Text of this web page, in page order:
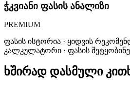
ჭკვიანი ფასის ანალიზი
PREMIUM
ფასის ისტორია · ყიდვის
კალკულატორი · ფასის
ხშირად დასმული